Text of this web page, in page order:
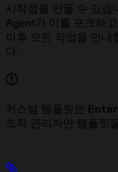
시작점을 만들 수 있습
Agent가 이를 포크하
이후 모든 작업을 안내
다.
커스텀 템플릿은
조직 관리자만 템플릿